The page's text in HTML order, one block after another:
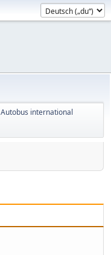
Autobus international